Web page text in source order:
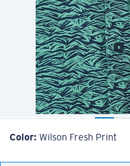
Color: Wilson Fresh Print